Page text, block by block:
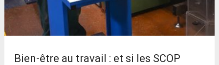
Bien-être au travail : et si les SCOP